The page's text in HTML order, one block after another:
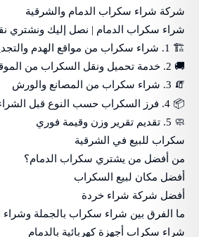
شركة شراء سكراب الدمام والشرقية
شراء سكراب الدمام | نصل إليك ونشتري
🏗️ 1. شراء سكراب من مواقع الهدم والتجديد
🚚 2. خدمة تحميل ونقل السكراب من الموقع
🧯 3. شراء سكراب من المصانع والورش
📦 4. فرز السكراب حسب النوع قبل الشراء
🧼 5. تقديم تقرير وزن وقيمة فوري
سكراب للبيع في الشرقية
من أفضل من يشتري سكراب الدمام؟
أفضل مكان لبيع السكراب
أفضل شركة شراء خردة
ما الفرق بين شراء سكراب بالجملة وشراء
شراء سكراب أجهزة كهربائية بالدمام